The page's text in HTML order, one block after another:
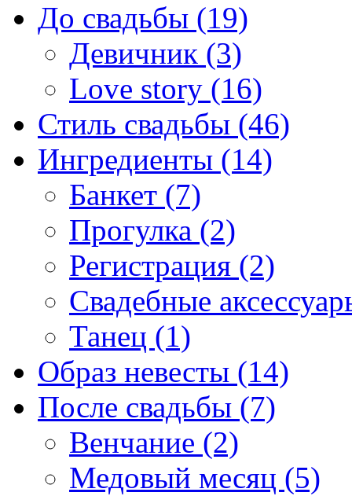
До свадьбы (19)
Девичник (3)
Love story (16)
Стиль свадьбы (46)
Ингредиенты (14)
Банкет (7)
Прогулка (2)
Регистрация (2)
Свадебные
Танец (1)
Образ невесты (14)
После свадьбы (7)
Венчание (2)
Медовый месяц (5)